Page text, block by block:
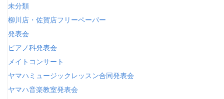
未分類
柳川店・佐賀店フリーペーパー
発表会
ピアノ科発表会
メイトコンサート
ヤマハミュージックレッスン合同発表会
ヤマハ音楽教室発表会